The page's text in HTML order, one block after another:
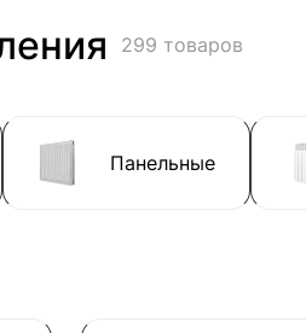
299 товаров
Панельные